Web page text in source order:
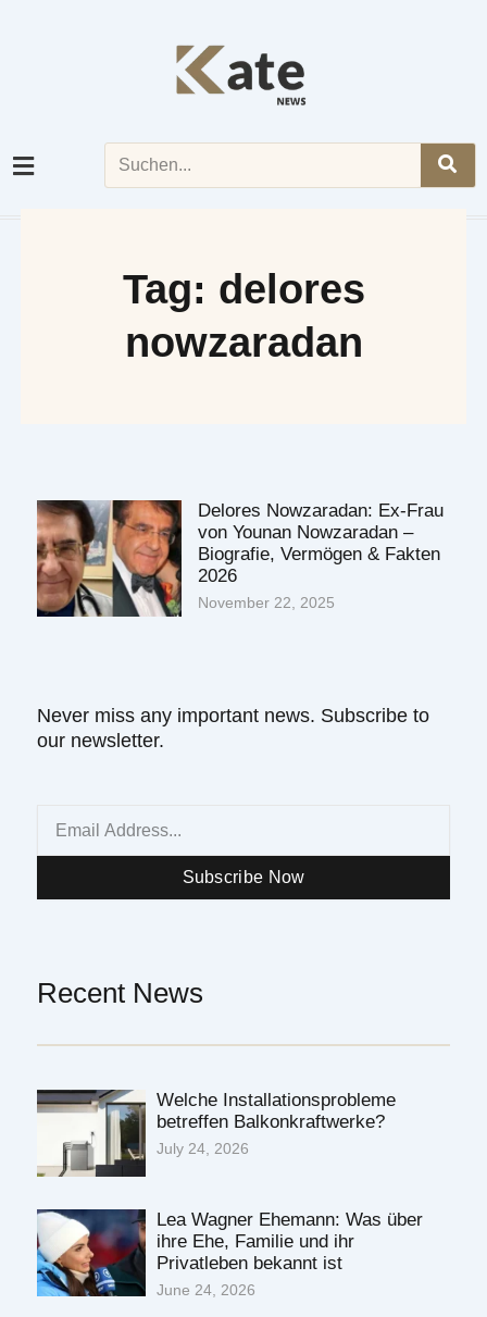
Tag: delores
nowzaradan
Delores Nowzaradan: Ex-Frau
von Younan Nowzaradan –
Biografie, Vermögen & Fakten
2026
November 22, 2025
Never miss any important news. Subscribe to
our newsletter.
Subscribe Now
Recent News
Welche Installationsprobleme
betreffen Balkonkraftwerke?
July 24, 2026
Lea Wagner Ehemann: Was über
ihre Ehe, Familie und ihr
Privatleben bekannt ist
June 24, 2026